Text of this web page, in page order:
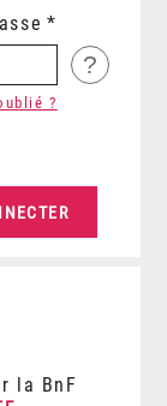
?
?
la BnF